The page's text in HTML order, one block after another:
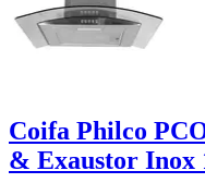
Coifa Philco
& Exaustor Inox